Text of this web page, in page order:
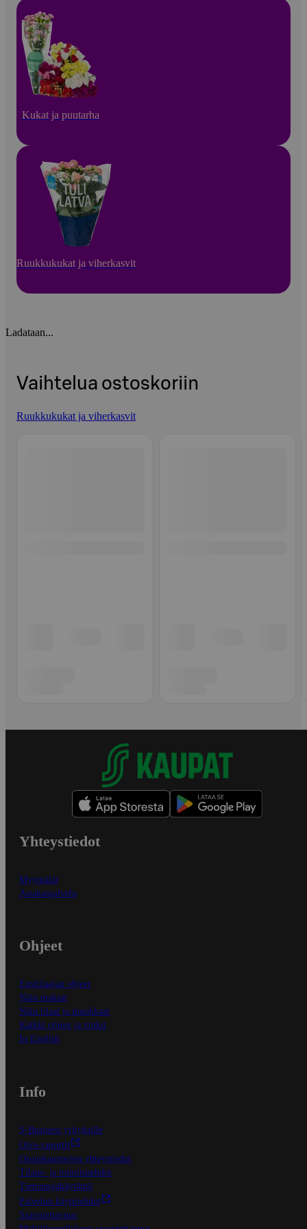
Kukat ja puutarha
Ruukkukukat ja viherkasvit
Ladataan...
Vaihtelua ostoskoriin
Ruukkukukat ja viherkasvit
Yhteystiedot
Myymälät
Asiakaspalvelu
Ohjeet
Ensitilaajan ohjeet
Näin maksat
Näin tilaat ja muokkaat
Kaikki ohjeet ja vinkit
In English
Info
S-Business yrityksille
Oiva-raportit
Osuuskauppojen yhteystiedot
Tilaus- ja toimitusehdot
Tietosuojakäytäntö
Palvelun käyttöehdot
Saavutettavuus